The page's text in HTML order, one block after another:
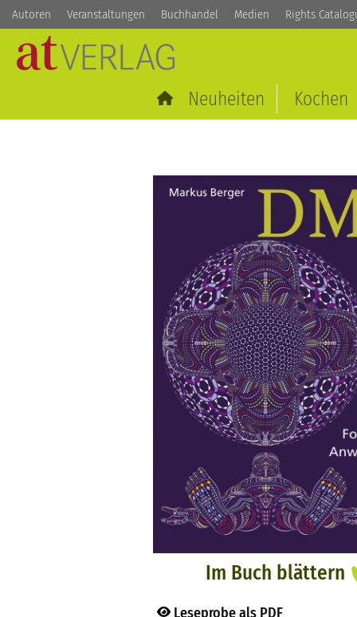
Autoren Veranstaltungen Buchhandel Medien Rights
Neuheiten Kochen
Im Buch blättern
Leseprobe als PDF